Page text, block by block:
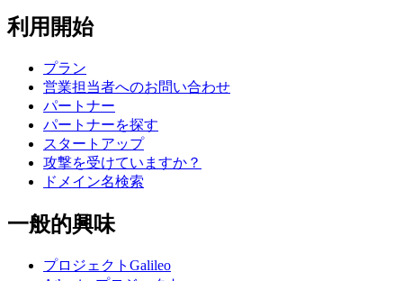
利用開始
プラン
営業担当者へのお問い合わせ
パートナー
パートナーを探す
スタートアップ
攻撃を受けていますか？
ドメイン名検索
一般的興味
プロジェクトGalileo